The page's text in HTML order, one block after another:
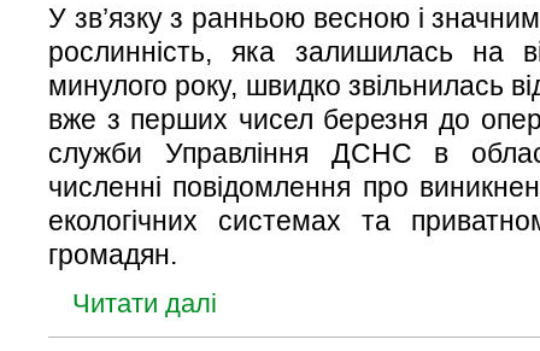
У зв’язку з ранньою весною і
рослинність, яка залишилась на
минулого року, швидко звільнилась
вже з перших чисел березня до
служби Управління ДСНС в
численні повідомлення про
екологічних системах та
громадян.
Читати далі